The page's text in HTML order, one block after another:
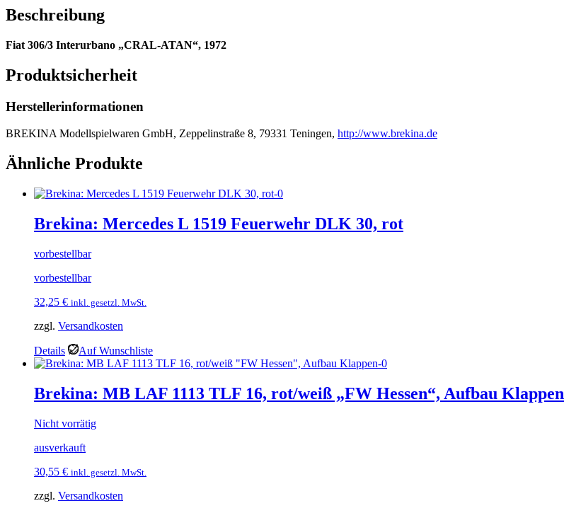
Beschreibung
Fiat 306/3 Interurbano „CRAL-ATAN“, 1972
Produktsicherheit
Herstellerinformationen
BREKINA Modellspielwaren GmbH, Zeppelinstraße 8, 79331 Teningen, http://www.brekina.de
Ähnliche Produkte
Brekina: Mercedes L 1519 Feuerwehr DLK 30, rot
vorbestellbar
vorbestellbar
32,25 € inkl. gesetzl. MwSt.
zzgl. Versandkosten
Details Auf Wunschliste
Brekina: MB LAF 1113 TLF 16, rot/weiß „FW Hessen“, Aufbau Klappen
Nicht vorrätig
ausverkauft
30,55 € inkl. gesetzl. MwSt.
zzgl. Versandkosten